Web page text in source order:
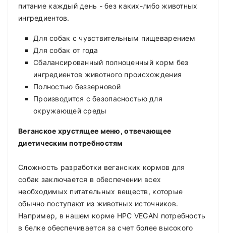
питание каждый день - без каких-либо животных
ингредиентов.
Для собак с чувствительным пищеварением
Для собак от года
Сбалансированный полноценный корм без
ингредиентов животного происхождения
Полностью беззерновой
Производится с безопасностью для
окружающей среды
Веганское хрустящее меню, отвечающее
диетическим потребностям
Сложность разработки веганских кормов для
собак заключается в обеспечении всех
необходимых питательных веществ, которые
обычно поступают из животных источников.
Например, в нашем корме HPC VEGAN потребность
в белке обеспечивается за счет более высокого